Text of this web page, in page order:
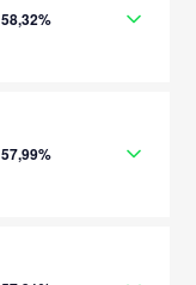
58,32%
57,99%